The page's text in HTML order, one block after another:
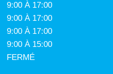
9:00 À 17:00
9:00 À 17:00
9:00 À 17:00
9:00 À 15:00
FERMÉ